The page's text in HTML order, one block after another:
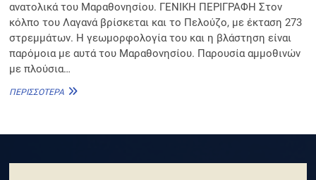
ανατολικά του Μαραθονησίου. ΓΕΝΙΚΗ ΠΕΡΙΓΡΑΦΗ Στον
κόλπο του Λαγανά βρίσκεται και το Πελούζο, με έκταση 273
στρεμμάτων. Η γεωμορφολογία του και η βλάστηση είναι
παρόμοια με αυτά του Μαραθονησίου. Παρουσία αμμοθινών
με πλούσια…
ΠΕΡΙΣΣΌΤΕΡΑ ΠΕΛΟΎΖΟ